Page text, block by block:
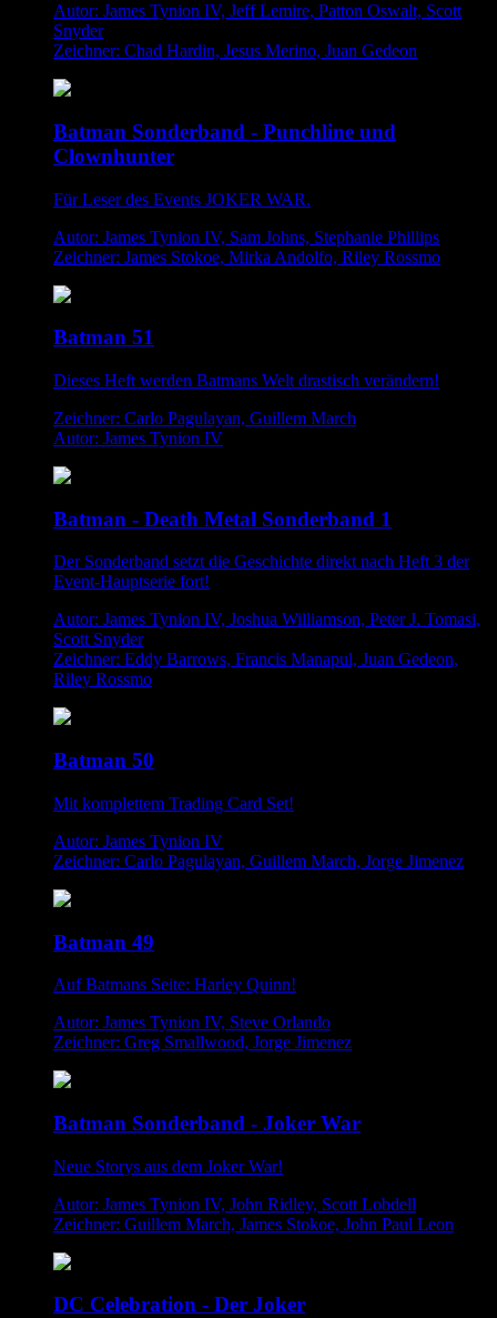
Autor: James Tynion IV, Jeff Lemire, Patton Oswalt, Scott
Snyder
Zeichner: Chad Hardin, Jesus Merino, Juan Gedeon
Batman Sonderband - Punchline und
Clownhunter
Für Leser des Events JOKER WAR.
Autor: James Tynion IV, Sam Johns, Stephanie Phillips
Zeichner: James Stokoe, Mirka Andolfo, Riley Rossmo
Batman 51
Dieses Heft werden Batmans Welt drastisch verändern!
Zeichner: Carlo Pagulayan, Guillem March
Autor: James Tynion IV
Batman - Death Metal Sonderband 1
Der Sonderband setzt die Geschichte direkt nach Heft 3 der
Event-Hauptserie fort!
Autor: James Tynion IV, Joshua Williamson, Peter J. Tomasi,
Scott Snyder
Zeichner: Eddy Barrows, Francis Manapul, Juan Gedeon,
Riley Rossmo
Batman 50
Mit komplettem Trading Card Set!
Autor: James Tynion IV
Zeichner: Carlo Pagulayan, Guillem March, Jorge Jimenez
Batman 49
Auf Batmans Seite: Harley Quinn!
Autor: James Tynion IV, Steve Orlando
Zeichner: Greg Smallwood, Jorge Jimenez
Batman Sonderband - Joker War
Neue Storys aus dem Joker War!
Autor: James Tynion IV, John Ridley, Scott Lobdell
Zeichner: Guillem March, James Stokoe, John Paul Leon
DC Celebration - Der Joker